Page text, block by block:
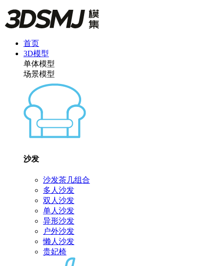
首页
3D模型
单体模型
场景模型
沙发
沙发茶几组合
多人沙发
双人沙发
单人沙发
异形沙发
户外沙发
懒人沙发
贵妃椅